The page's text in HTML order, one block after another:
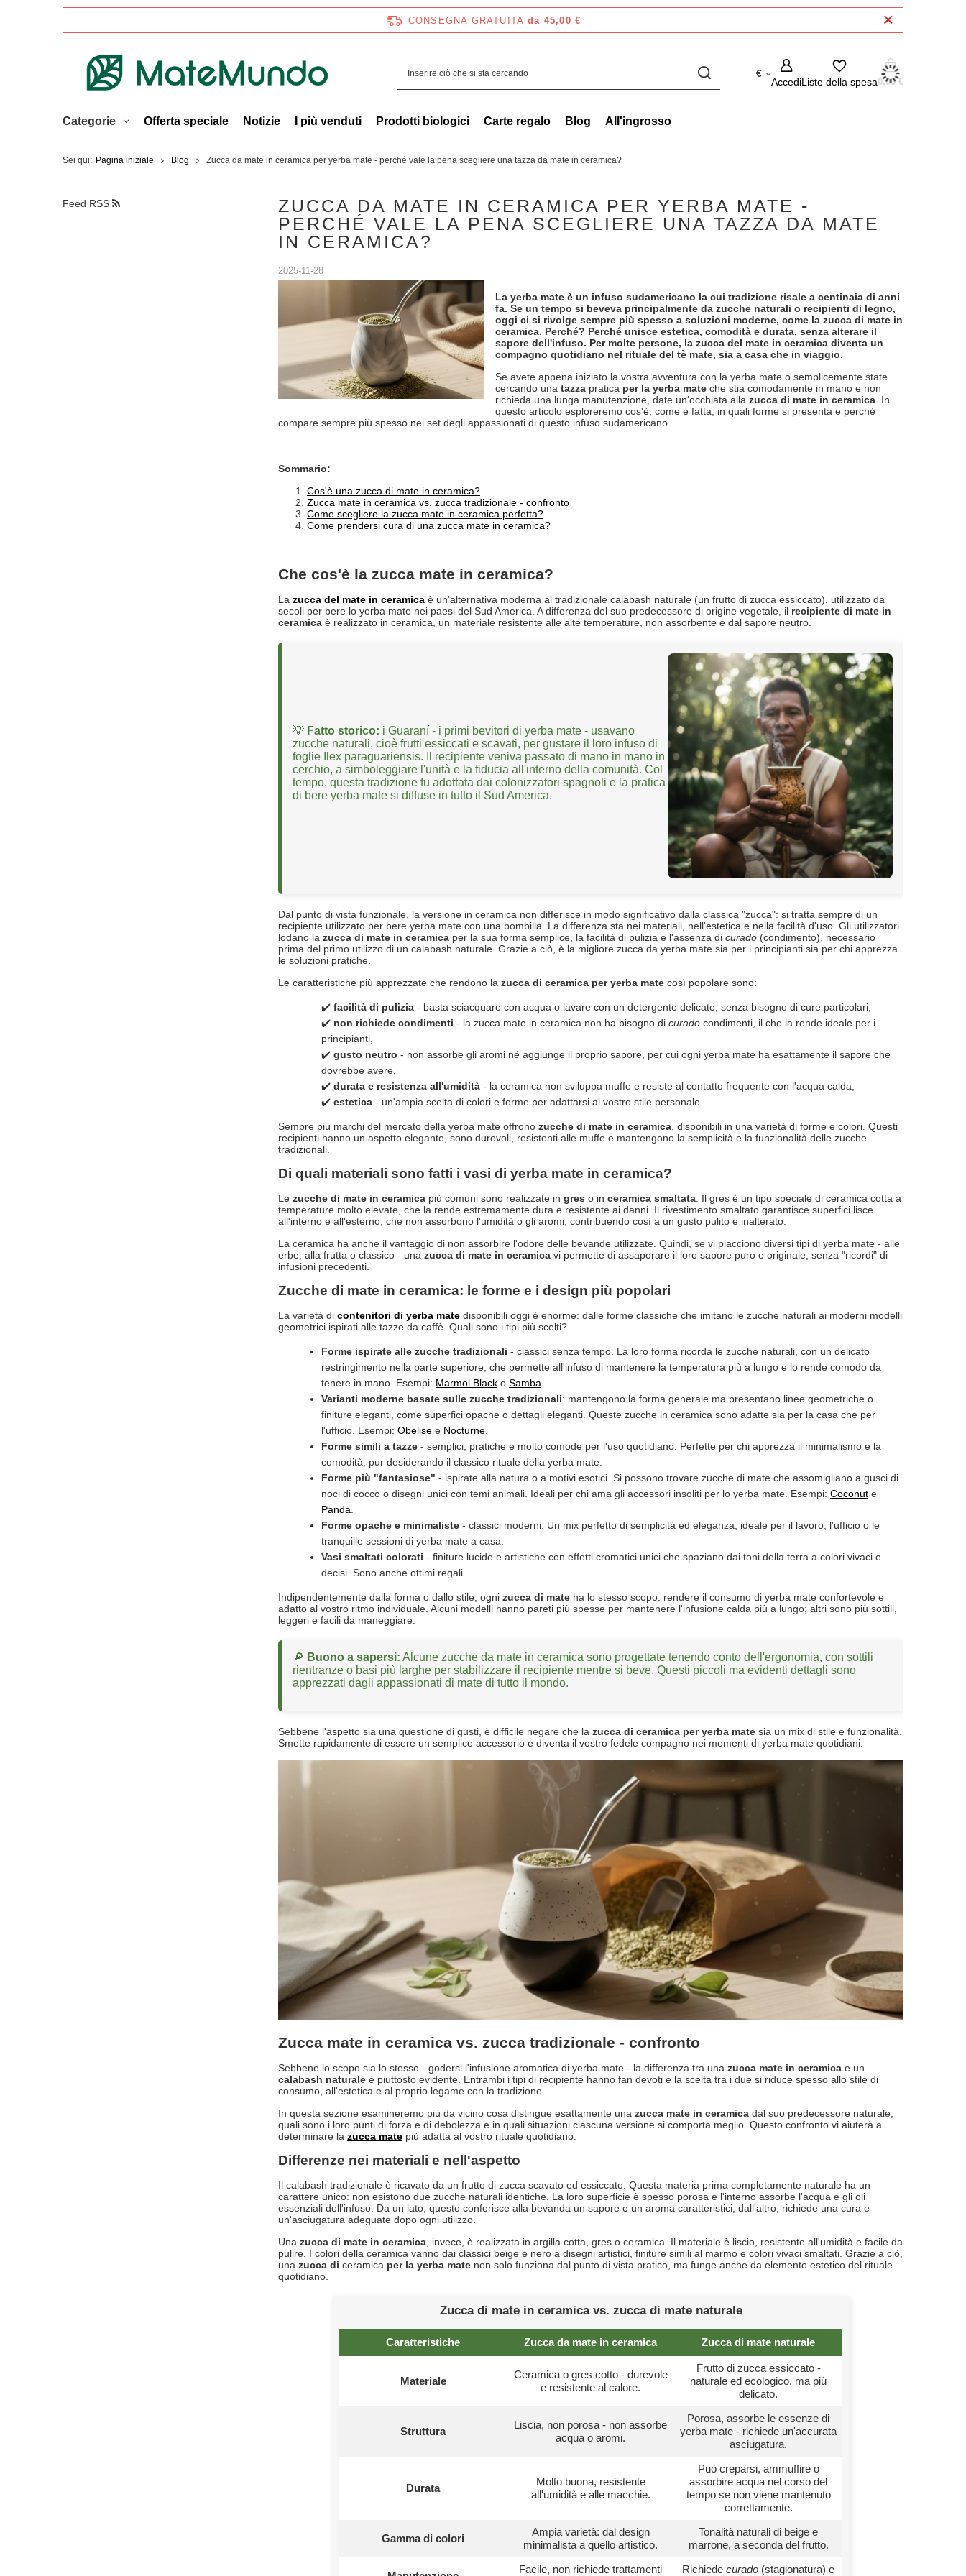
CONSEGNA GRATUITA da 45,00 €
€
AccediListe della spesa0,00 €
Categorie Offerta speciale Notizie I più venduti Prodotti biologici Carte regalo Blog All'ingrosso
Sei qui: Pagina iniziale Blog Zucca da mate in ceramica per yerba mate - perché vale la pena scegliere una tazza da mate in ceramica?
Feed RSS
ZUCCA DA MATE IN CERAMICA PER YERBA MATE -
PERCHÉ VALE LA PENA SCEGLIERE UNA TAZZA DA MATE
IN CERAMICA?
2025-11-28
La yerba mate è un infuso sudamericano la cui tradizione risale a centinaia di anni
fa. Se un tempo si beveva principalmente da zucche naturali o recipienti di legno,
oggi ci si rivolge sempre più spesso a soluzioni moderne, come la zucca di mate in
ceramica. Perché? Perché unisce estetica, comodità e durata, senza alterare il
sapore dell'infuso. Per molte persone, la zucca del mate in ceramica diventa un
compagno quotidiano nel rituale del tè mate, sia a casa che in viaggio.
Se avete appena iniziato la vostra avventura con la yerba mate o semplicemente state
cercando unatazza pratica per la yerba mate che stia comodamente in mano e non
richieda una lunga manutenzione, date un'occhiata allazucca di mate in ceramica . In
questo articolo esploreremo cos'è, come è fatta, in quali forme si presenta e perché
compare sempre più spesso nei set degli appassionati di questo infuso sudamericano.
Sommario:
Cos'è una zucca di mate in ceramica?
Zucca mate in ceramica vs. zucca tradizionale - confronto
Come scegliere la zucca mate in ceramica perfetta?
Come prendersi cura di una zucca mate in ceramica?
Che cos'è la zucca mate in ceramica?
La zucca del mate in ceramica è un'alternativa moderna al tradizionale calabash naturale (un frutto di zucca essiccato), utilizzato da
secoli per bere lo yerba mate nei paesi del Sud America. A differenza del suo predecessore di origine vegetale, il recipiente di mate in
ceramica è realizzato in ceramica, un materiale resistente alle alte temperature, non assorbente e dal sapore neutro.
💡 Fatto storico: i Guaraní - i primi bevitori di yerba mate - usavano
zucche naturali, cioè frutti essiccati e scavati, per gustare il loro infuso di
foglie
Ilex paraguariensis. Il recipiente veniva passato di mano in mano in
cerchio, a simboleggiare l'unità e la fiducia all'interno della comunità. Col
tempo, questa tradizione fu adottata dai colonizzatori spagnoli e la pratica
di bere yerba mate si diffuse in tutto il Sud America.
Dal punto di vista funzionale, la versione in ceramica non differisce in modo significativo dalla classica "zucca": si tratta sempre di un
recipiente utilizzato per bere yerba mate con una bombilla. La differenza sta nei materiali, nell'estetica e nella facilità d'uso. Gli utilizzatori
lodano la zucca di mate in ceramica per la sua forma semplice, la facilità di pulizia e l'assenza di curado (condimento), necessario
prima del primo utilizzo di un calabash naturale. Grazie a ciò, è la migliore zucca da yerba mate sia per i principianti sia per chi apprezza
le soluzioni pratiche.
Le caratteristiche più apprezzate che rendono la zucca di ceramica per yerba mate così popolare sono:
✔️ facilità di pulizia - basta sciacquare con acqua o lavare con un detergente delicato, senza bisogno di cure particolari,
✔️ non richiede condimenti - la zucca mate in ceramica non ha bisogno di curado condimenti, il che la rende ideale per i
principianti,
✔️ gusto neutro - non assorbe gli aromi né aggiunge il proprio sapore, per cui ogni yerba mate ha esattamente il sapore che
dovrebbe avere,
✔️ durata e resistenza all'umidità - la ceramica non sviluppa muffe e resiste al contatto frequente con l'acqua calda,
✔️ estetica - un'ampia scelta di colori e forme per adattarsi al vostro stile personale.
Sempre più marchi del mercato della yerba mate offrono zucche di mate in ceramica , disponibili in una varietà di forme e colori. Questi
recipienti hanno un aspetto elegante, sono durevoli, resistenti alle muffe e mantengono la semplicità e la funzionalità delle zucche
tradizionali.
Di quali materiali sono fatti i vasi di yerba mate in ceramica?
Le zucche di mate in ceramica più comuni sono realizzate in gres o in ceramica smaltata . Il gres è un tipo speciale di ceramica cotta a
temperature molto elevate, che la rende estremamente dura e resistente ai danni. Il rivestimento smaltato garantisce superfici lisce
all'interno e all'esterno, che non assorbono l'umidità o gli aromi, contribuendo così a un gusto pulito e inalterato.
La ceramica ha anche il vantaggio di non assorbire l'odore delle bevande utilizzate. Quindi, se vi piacciono diversi tipi di yerba mate - alle
erbe, alla frutta o classico - una zucca di mate in ceramica vi permette di assaporare il loro sapore puro e originale, senza "ricordi" di
infusioni precedenti.
Zucche di mate in ceramica: le forme e i design più popolari
La varietà di contenitori di yerba mate disponibili oggi è enorme: dalle forme classiche che imitano le zucche naturali ai moderni modelli
geometrici ispirati alle tazze da caffè. Quali sono i tipi più scelti?
Forme ispirate alle zucche tradizionali - classici senza tempo. La loro forma ricorda le zucche naturali, con un delicato
restringimento nella parte superiore, che permette all'infuso di mantenere la temperatura più a lungo e lo rende comodo da
tenere in mano. Esempi: Marmol Black o Samba
Varianti moderne basate sulle zucche tradizionali: mantengono la forma generale ma presentano linee geometriche o
finiture eleganti, come superfici opache o dettagli eleganti. Queste zucche in ceramica sono adatte sia per la casa che per
l'ufficio. Esempi: Obelise e Nocturne
Forme simili a tazze - semplici, pratiche e molto comode per l'uso quotidiano. Perfette per chi apprezza il minimalismo e la
comodità, pur desiderando il classico rituale della yerba mate.
Forme più "fantasiose" - ispirate alla natura o a motivi esotici. Si possono trovare zucche di mate che assomigliano a gusci di
noci di cocco o disegni unici con temi animali. Ideali per chi ama gli accessori insoliti per lo yerba mate. Esempi: Coconut e
Panda
Forme opache e minimaliste - classici moderni. Un mix perfetto di semplicità ed eleganza, ideale per il lavoro, l'ufficio o le
tranquille sessioni di yerba mate a casa.
Vasi smaltati colorati - finiture lucide e artistiche con effetti cromatici unici che spaziano dai toni della terra a colori vivaci e
decisi. Sono anche ottimi regali.
Indipendentemente dalla forma o dallo stile, ogni zucca di mate ha lo stesso scopo: rendere il consumo di yerba mate confortevole e
adatto al vostro ritmo individuale. Alcuni modelli hanno pareti più spesse per mantenere l'infusione calda più a lungo; altri sono più sottili,
leggeri e facili da maneggiare.
🔎 Buono a sapersi: Alcune zucche da mate in ceramica sono progettate tenendo conto dell'ergonomia, con sottili
rientranze o basi più larghe per stabilizzare il recipiente mentre si beve. Questi piccoli ma evidenti dettagli sono
apprezzati dagli appassionati di mate di tutto il mondo.
Sebbene l'aspetto sia una questione di gusti, è difficile negare che la zucca di ceramica per yerba mate sia un mix di stile e funzionalità.
Smette rapidamente di essere un semplice accessorio e diventa il vostro fedele compagno nei momenti di yerba mate quotidiani.
Zucca mate in ceramica vs. zucca tradizionale - confronto
Sebbene lo scopo sia lo stesso - godersi l'infusione aromatica di yerba mate - la differenza tra una zucca mate in ceramica e un
calabash naturale è piuttosto evidente. Entrambi i tipi di recipiente hanno fan devoti e la scelta tra i due si riduce spesso allo stile di
consumo, all'estetica e al proprio legame con la tradizione.
In questa sezione esamineremo più da vicino cosa distingue esattamente una zucca mate in ceramica dal suo predecessore naturale,
quali sono i loro punti di forza e di debolezza e in quali situazioni ciascuna versione si comporta meglio. Questo confronto vi aiuterà a
determinare la zucca mate più adatta al vostro rituale quotidiano.
Differenze nei materiali e nell'aspetto
Il calabash tradizionale è ricavato da un frutto di zucca scavato ed essiccato. Questa materia prima completamente naturale ha un
carattere unico: non esistono due zucche naturali identiche. La loro superficie è spesso porosa e l'interno assorbe l'acqua e gli oli
essenziali dell'infuso. Da un lato, questo conferisce alla bevanda un sapore e un aroma caratteristici; dall'altro, richiede una cura e
un'asciugatura adeguate dopo ogni utilizzo.
Una zucca di mate in ceramica , invece, è realizzata in argilla cotta, gres o ceramica. Il materiale è liscio, resistente all'umidità e facile da
pulire. I colori della ceramica vanno dai classici beige e nero a disegni artistici, finiture simili al marmo e colori vivaci smaltati. Grazie a ciò,
una zucca di ceramica per la yerba mate non solo funziona dal punto di vista pratico, ma funge anche da elemento estetico del rituale
quotidiano.
Zucca di mate in ceramica vs. zucca di mate naturale
Caratteristiche Zucca da mate in ceramica Zucca di mate naturale
Materiale
Ceramica o gres cotto - durevole
e resistente al calore.
Frutto di zucca essiccato -
naturale ed ecologico, ma più
delicato.
Struttura
Liscia, non porosa - non assorbe
acqua o aromi.
Porosa, assorbe le essenze di
yerba mate - richiede un'accurata
asciugatura.
Durata
Molto buona, resistente
all'umidità e alle macchie.
Può creparsi, ammuffire o
assorbire acqua nel corso del
tempo se non viene mantenuto
correttamente.
Gamma di colori
Ampia varietà: dal design
minimalista a quello artistico.
Tonalità naturali di beige e
marrone, a seconda del frutto.
Facile, non richiede trattamenti Richiede curado (stagionatura) e